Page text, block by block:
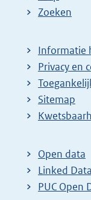
Zoeken
Informatie
Privacy en
Sitemap
E
t
e
r
Open data
Linked
PUC Open